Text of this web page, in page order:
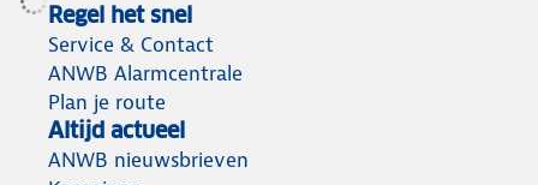
Regel het snel
Service & Contact
ANWB Alarmcentrale
Plan je route
Altijd actueel
ANWB nieuwsbrieven